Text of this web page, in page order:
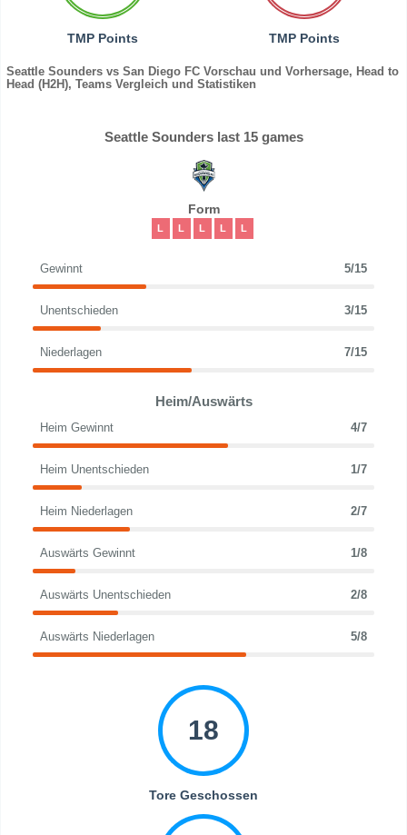
TMP Points TMP Points
Seattle Sounders vs San Diego FC Vorschau und Vorhersage, Head to
Head (H2H), Teams Vergleich und Statistiken
Seattle Sounders last 15 games
Form
L L L L L
Gewinnt 5/15
Unentschieden 3/15
Niederlagen 7/15
Heim/Auswärts
Heim Gewinnt 4/7
Heim Unentschieden 1/7
Heim Niederlagen 2/7
Auswärts Gewinnt 1/8
Auswärts Unentschieden 2/8
Auswärts Niederlagen 5/8
18
Tore Geschossen